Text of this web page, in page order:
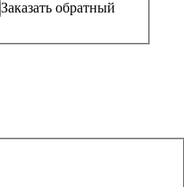
Заказать обратный